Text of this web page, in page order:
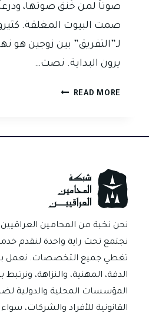
صوتاً لمن خُنق صوتها،
صمت البيوت المغلقة.
لـ”التفريق” بين زوجين هو
يرون البداية. نصت…
READ MORE أنا
بين
أحمي
إنسانة
نحن نخبة من المحامين العراقيين
نجتمع تحت راية واحدة لنقدم
تغطي جميع التخصصات. نعمل
الدقة، المهنية، والنزاهة،
المؤسسات المحلية والدولية
القانونية للأفراد والشركات،